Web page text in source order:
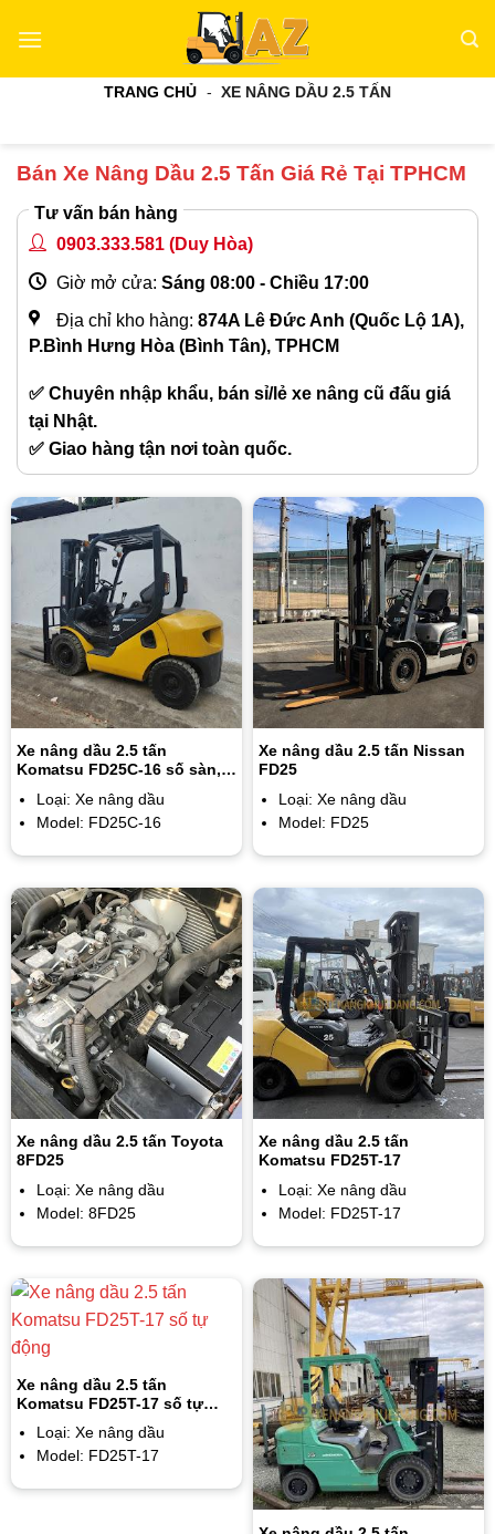
qua
TRANG CHỦ - XE NÂNG DẦU 2.5 TẤN
Bán Xe Nâng Dầu 2.5 Tấn Giá Rẻ Tại TPHCM
Tư vấn bán hàng
0903.333.581 (Duy Hòa)
Giờ mở cửa: Sáng 08:00 - Chiều 17:00
Địa chỉ kho hàng: 874A Lê Đức Anh (Quốc Lộ 1A),
P.Bình Hưng Hòa (Bình Tân), TPHCM
✅ Chuyên nhập khẩu, bán sỉ/lẻ xe nâng cũ đấu giá
tại Nhật.
✅ Giao hàng tận nơi toàn quốc.
Xe nâng dầu 2.5 tấn
Komatsu FD25C-16 số sàn,
nâng cao 4.5m, ty giữa chui
công
Loại: Xe nâng dầu
Model: FD25C-16
Xe nâng dầu 2.5 tấn Nissan
FD25
Loại: Xe nâng dầu
Model: FD25
Xe nâng dầu 2.5 tấn Toyota
8FD25
Loại: Xe nâng dầu
Model: 8FD25
Xe nâng dầu 2.5 tấn
Komatsu FD25T-17
Loại: Xe nâng dầu
Model: FD25T-17
Xe nâng dầu 2.5 tấn
Komatsu FD25T-17 số tự
Loại: Xe nâng dầu
Model: FD25T-17